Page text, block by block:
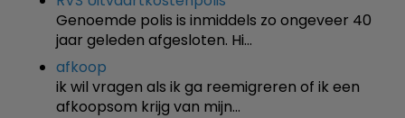
Genoemde polis is inmiddels zo ongeveer 40
jaar geleden afgesloten. Hi…
afkoop
ik wil vragen als ik ga reemigreren of ik een
afkoopsom krijg van mijn…